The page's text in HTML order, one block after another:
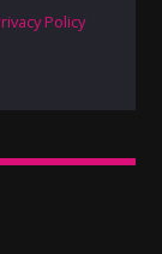
Policy